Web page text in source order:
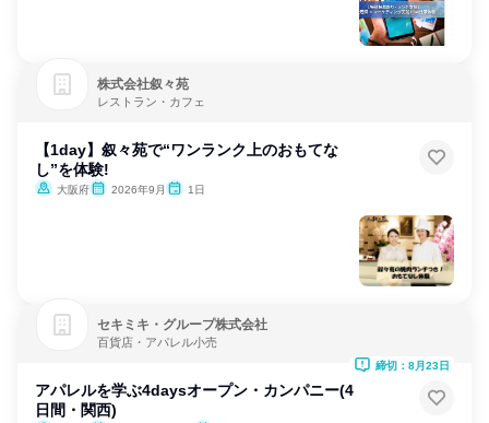
株式会社叙々苑
レストラン・カフェ
【1day】叙々苑で“ワンランク上のおもてな
し”を体験!
大阪府 2026年9月 1日
セキミキ・グループ株式会社
百貨店・アパレル小売
アパレルを学ぶ4daysオープン・カンパニー(4
日間・関西)
締切：8月23日